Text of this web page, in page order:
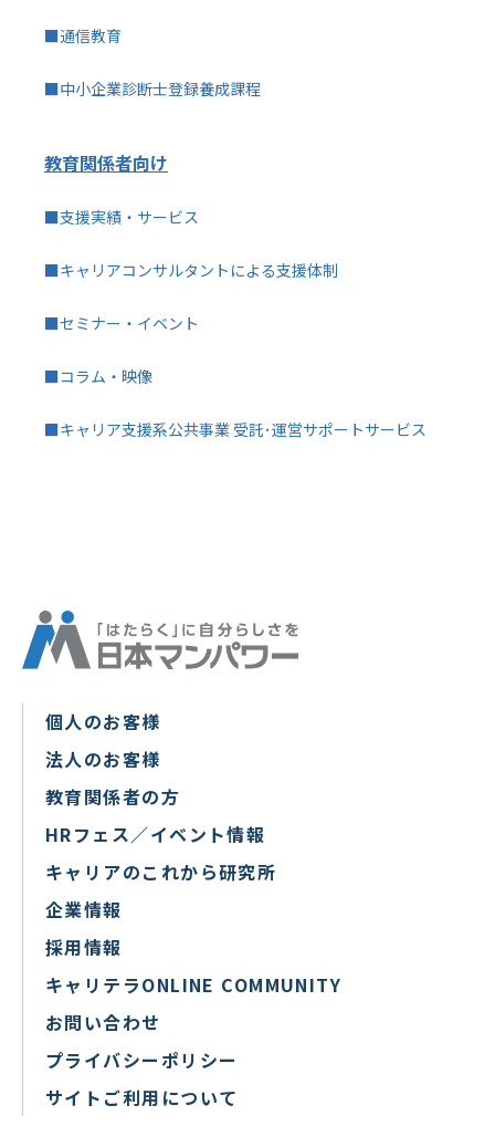
■通信教育
■中小企業診断士登録養成課程
教育関係者向け
■支援実績・サービス
■キャリアコンサルタントによる支援体制
■セミナー・イベント
■コラム・映像
■キャリア支援系公共事業 受託･運営サポートサービス
個人のお客様
法人のお客様
教育関係者の方
HRフェス／イベント情報
キャリアのこれから研究所
企業情報
採用情報
キャリテラONLINE COMMUNITY
お問い合わせ
プライバシーポリシー
サイトご利用について